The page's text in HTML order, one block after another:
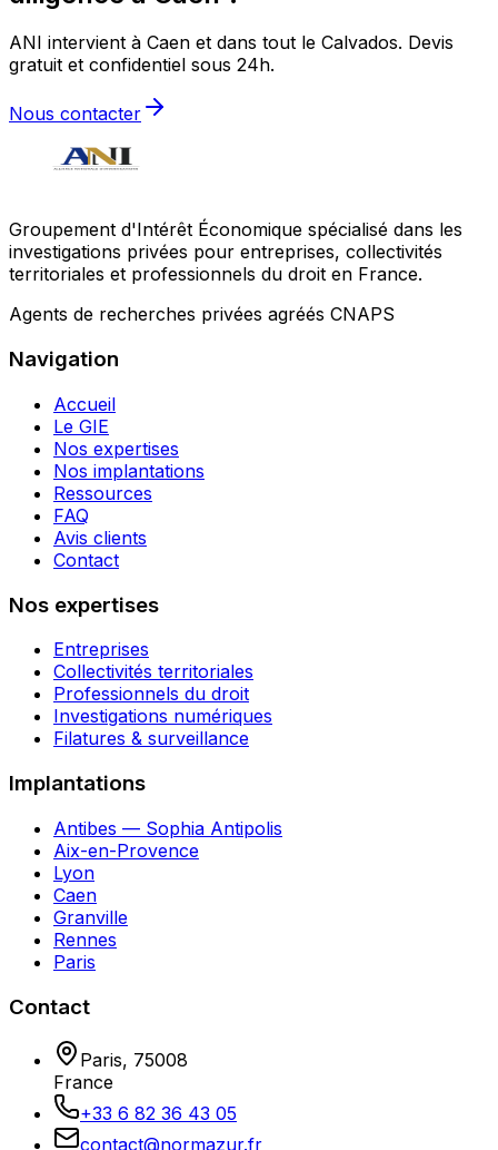
ANI intervient à Caen et dans tout le Calvados. Devis
gratuit et confidentiel sous 24h.
Nous contacter
Groupement d'Intérêt Économique spécialisé dans les
investigations privées pour entreprises, collectivités
territoriales et professionnels du droit en France.
Agents de recherches privées agréés CNAPS
Navigation
Accueil
Le GIE
Nos expertises
Nos implantations
Ressources
FAQ
Avis clients
Contact
Nos expertises
Entreprises
Collectivités territoriales
Professionnels du droit
Investigations numériques
Filatures & surveillance
Implantations
Antibes — Sophia Antipolis
Aix-en-Provence
Lyon
Caen
Granville
Rennes
Paris
Contact
Paris, 75008
France
+33 6 82 36 43 05
contact@normazur.fr